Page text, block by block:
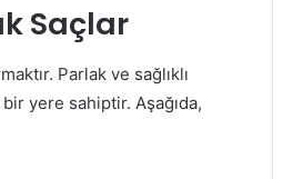
Saçlar
Parlak ve sağlıklı
yere sahiptir. Aşağıda,